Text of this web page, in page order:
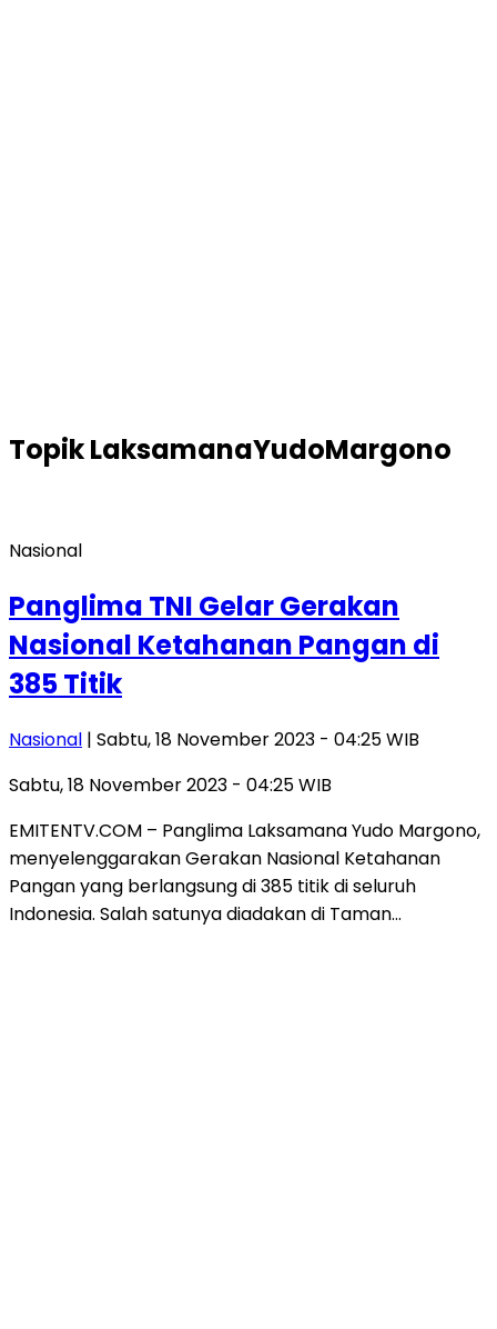
TopikLaksamanaYudoMargono
Nasional
Panglima TNI Gelar Gerakan
Nasional Ketahanan Pangan di
385 Titik
Nasional | Sabtu, 18 November 2023 - 04:25 WIB
Sabtu, 18 November 2023 - 04:25 WIB
EMITENTV.COM – Panglima Laksamana Yudo Margono,
menyelenggarakan Gerakan Nasional Ketahanan
Pangan yang berlangsung di 385 titik di seluruh
Indonesia. Salah satunya diadakan di Taman…